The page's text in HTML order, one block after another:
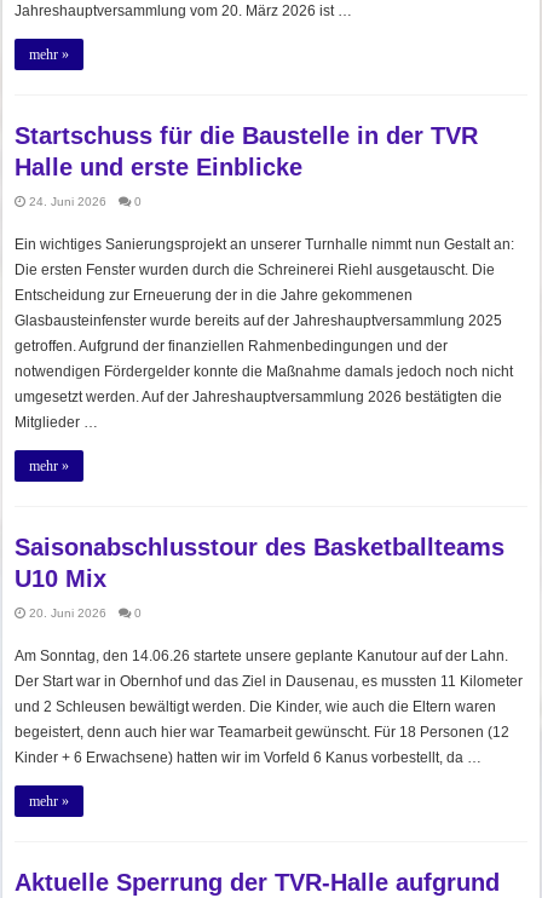
Jahreshauptversammlung vom 20. März 2026 ist …
mehr »
Startschuss für die Baustelle in der TVR
Halle und erste Einblicke
24. Juni 2026 0
Ein wichtiges Sanierungsprojekt an unserer Turnhalle nimmt nun Gestalt an:
Die ersten Fenster wurden durch die Schreinerei Riehl ausgetauscht. Die
Entscheidung zur Erneuerung der in die Jahre gekommenen
Glasbausteinfenster wurde bereits auf der Jahreshauptversammlung 2025
getroffen. Aufgrund der finanziellen Rahmenbedingungen und der
notwendigen Fördergelder konnte die Maßnahme damals jedoch noch nicht
umgesetzt werden. Auf der Jahreshauptversammlung 2026 bestätigten die
Mitglieder …
mehr »
Saisonabschlusstour des Basketballteams
U10 Mix
20. Juni 2026 0
Am Sonntag, den 14.06.26 startete unsere geplante Kanutour auf der Lahn.
Der Start war in Obernhof und das Ziel in Dausenau, es mussten 11 Kilometer
und 2 Schleusen bewältigt werden. Die Kinder, wie auch die Eltern waren
begeistert, denn auch hier war Teamarbeit gewünscht. Für 18 Personen (12
Kinder + 6 Erwachsene) hatten wir im Vorfeld 6 Kanus vorbestellt, da …
mehr »
Aktuelle Sperrung der TVR-Halle aufgrund